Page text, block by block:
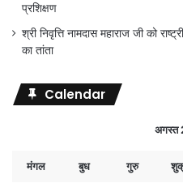
प्रशिक्षण
श्री निवृत्ति नामदास महाराज जी को
का तांता
Calendar
अगस्त
मंगल बुध गुरु